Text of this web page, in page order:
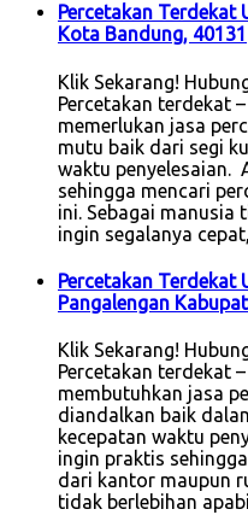
Percetakan Terdekat
Kota Bandung, 40131
Klik Sekarang!
Percetakan terdekat
memerlukan jasa
mutu baik dari segi
waktu penyelesaian.
sehingga mencari
ini. Sebagai manusia
ingin segalanya
Percetakan Terdekat
Pangalengan
Klik Sekarang!
Percetakan terdekat
membutuhkan jasa
diandalkan baik
kecepatan waktu
ingin praktis
dari kantor maupun
tidak berlebihan